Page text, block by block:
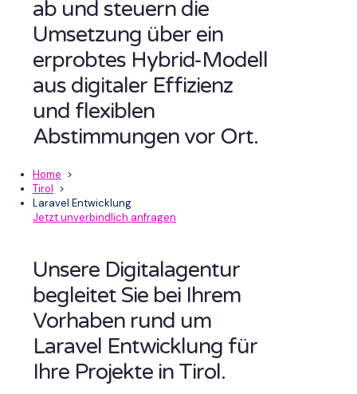
ab und steuern die
Umsetzung über ein
erprobtes Hybrid-Modell
aus digitaler Effizienz
und flexiblen
Abstimmungen vor Ort.
Home >
Tirol >
Laravel Entwicklung
Jetzt unverbindlich anfragen
Unsere Digitalagentur
begleitet Sie bei Ihrem
Vorhaben rund um
Laravel Entwicklung für
Ihre Projekte in Tirol.